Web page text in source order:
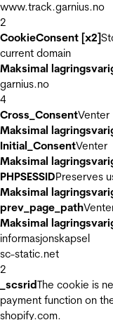
www.track.garnius.no
2
CookieConsent [x2]
current domain
Maksimal
garnius.no
4
Cross_ConsentVenter
Maksimal
Initial_ConsentVenter
Maksimal
PHPSESSIDPreserves
Maksimal
prev_page_path
Maksimal
informasjonskapsel
sc-static.net
2
_scsridThe cookie is
payment function on
shopify.com.